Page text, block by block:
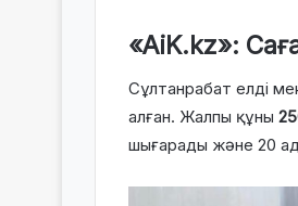
«AiK.kz»:
Сұлтанрабат елді
алған. Жалпы құны
шығарады және 20